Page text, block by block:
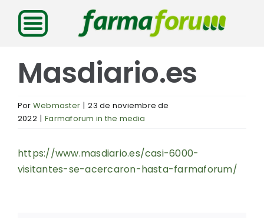
Saltar
contenido
Masdiario.es
Por Webmaster | 23 de noviembre de
2022 | Farmaforum in the media
https://www.masdiario.es/casi-6000-
visitantes-se-acercaron-hasta-farmaforum/